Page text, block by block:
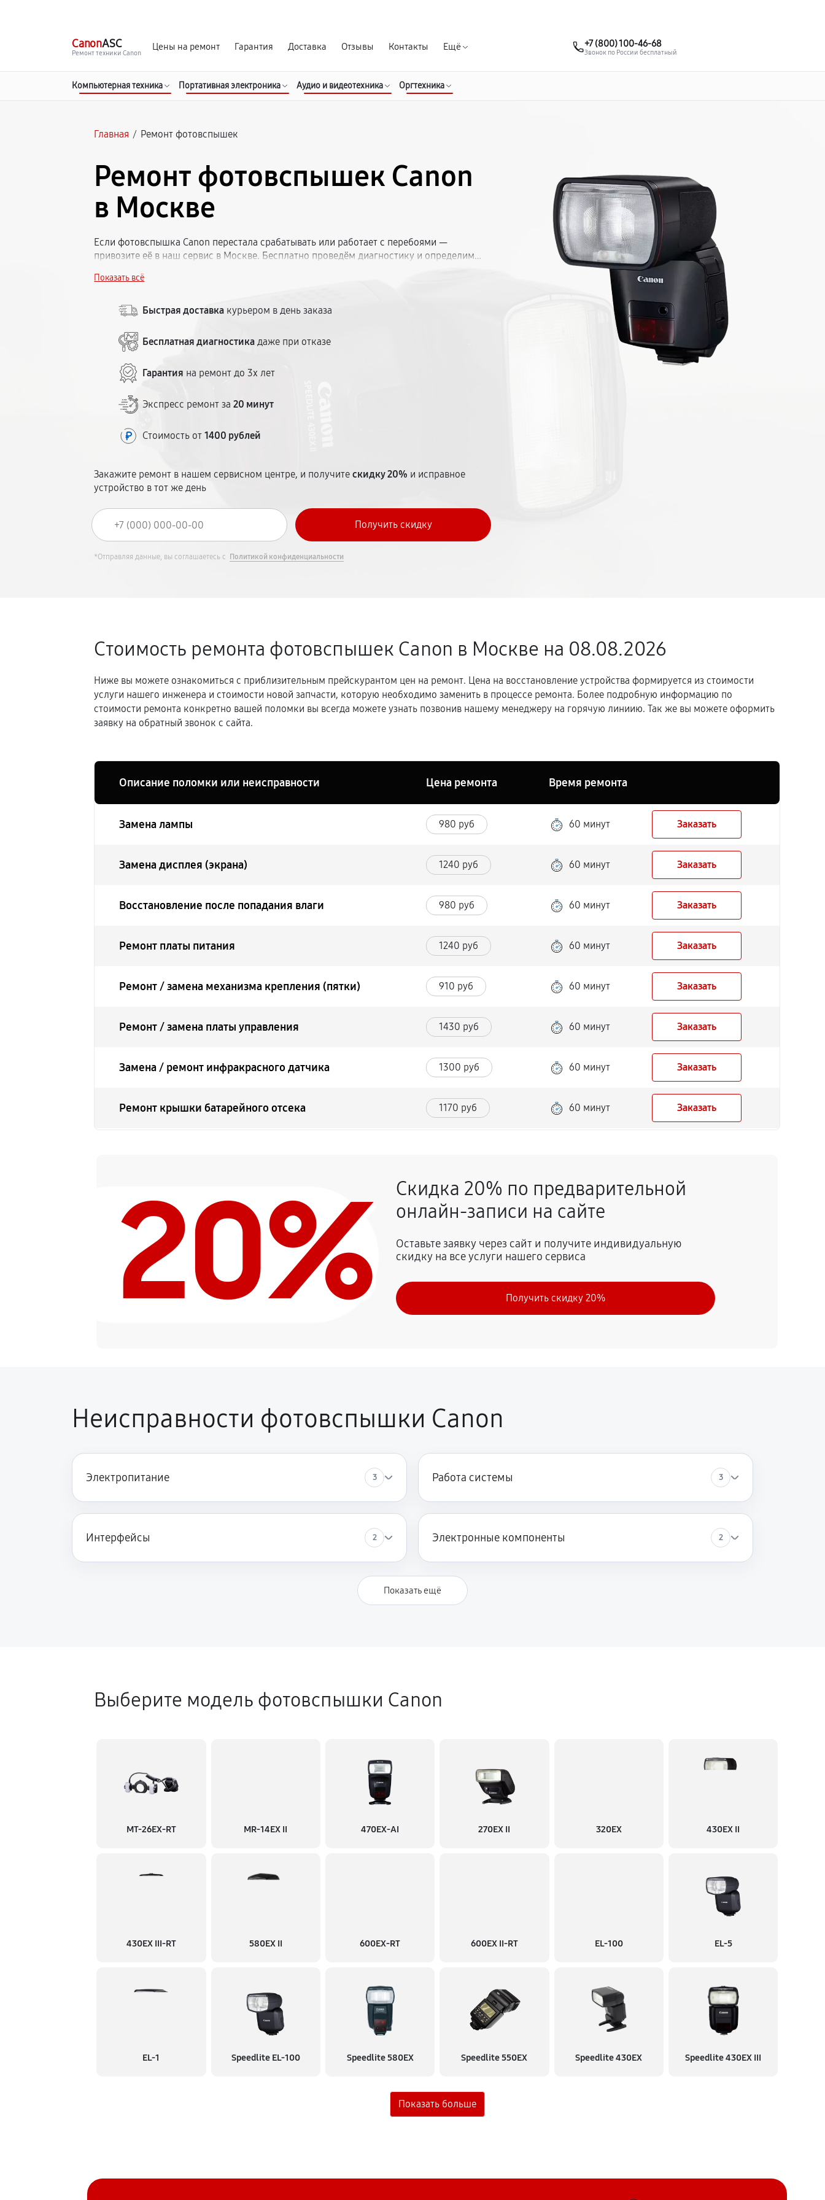
CanonASC
Ремонт техники Canon
Цены на ремонт Гарантия Доставка Отзывы Контакты Ещё +7 (800) 100-46-68
Звонок по России бесплатный
Компьютерная техника Портативная электроника Аудио и видеотехника Оргтехника
Главная / Ремонт фотовспышек
Ремонт фотовспышек Canon
в Москве
Если фотовспышка Canon перестала срабатывать или работает с перебоями —
привозите её в наш сервис в Москве. Бесплатно проведём диагностику и определим
Стоимость озвучиваем до начала работ. Средний срок ремонта — от 1 до 5 дней.
Показать всё
Быстрая доставка курьером в день заказа
Бесплатная диагностика даже при отказе
Гарантия на ремонт до 3х лет
Экспресс ремонт за20 минут
Стоимость от1400 рублей
Закажите ремонт в нашем сервисном центре, и получитескидку 20% и исправное
устройство в тот же день
*Отправляя данные, вы соглашаетесь с Политикой конфиденциальности
Стоимость ремонта фотовспышек Canon в Москве на 08.08.2026
Ниже вы можете ознакомиться с приблизительным прейскурантом цен на ремонт. Цена на восстановление устройства формируется из стоимости
услуги нашего инженера и стоимости новой запчасти, которую необходимо заменить в процессе ремонта. Более подробную информацию по
стоимости ремонта конкретно вашей поломки вы всегда можете узнать позвонив нашему менеджеру на горячую линиию. Так же вы можете оформить
заявку на обратный звонок с сайта.
Описание поломки или неисправности Цена ремонта Время ремонта
Замена лампы 980 руб 60 минут Заказать
Замена дисплея (экрана) 1240 руб 60 минут Заказать
Восстановление после попадания влаги 980 руб 60 минут Заказать
Ремонт платы питания 1240 руб 60 минут Заказать
Ремонт / замена механизма крепления (пятки) 910 руб 60 минут Заказать
Ремонт / замена платы управления 1430 руб 60 минут Заказать
Замена / ремонт инфракрасного датчика 1300 руб 60 минут Заказать
Ремонт крышки батарейного отсека 1170 руб 60 минут Заказать
20%
Скидка 20% по предварительной
онлайн-записи на сайте
Оставьте заявку через сайт и получите индивидуальную
скидку на все услуги нашего сервиса
Получить скидку 20%
Неисправности фотовспышки Canon
Электропитание 3 Работа системы 3
Интерфейсы 2 Электронные компоненты 2
Показать ещё
Выберите модель фотовспышки Canon
MT-26EX-RT MR-14EX II 470EX-AI 270EX II 320EX 430EX II
430EX III-RT 580EX II 600EX-RT 600EX II-RT EL-100 EL-5
EL-1 Speedlite EL-100 Speedlite 580EX Speedlite 550EX Speedlite 430EX Speedlite 430EX III